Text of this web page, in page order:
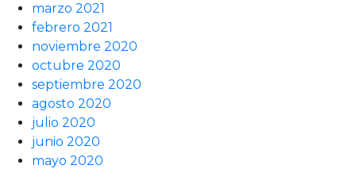
marzo 2021
febrero 2021
noviembre 2020
octubre 2020
septiembre 2020
agosto 2020
julio 2020
junio 2020
mayo 2020